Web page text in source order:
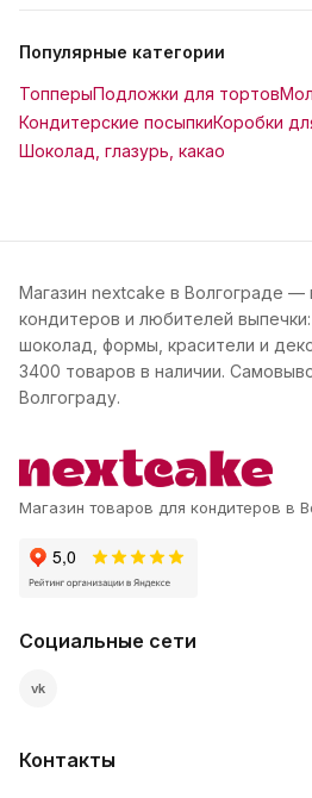
Популярные категории
ТопперыПодложки для тортов
Кондитерские посыпкиКоробки
Шоколад, глазурь, какао
Магазин nextcake в Волгограде
кондитеров и любителей
шоколад, формы, красители и
3400 товаров в наличии.
Волгограду.
Магазин товаров для кондитеров в
Социальные сети
vk
Контакты